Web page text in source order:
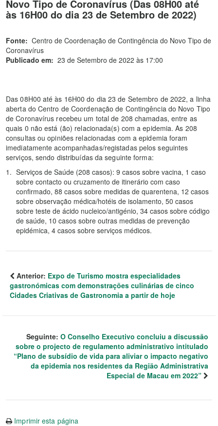
Novo Tipo de Coronavírus (Das 08H00 até
às 16H00 do dia 23 de Setembro de 2022)
Fonte: Centro de Coordenação de Contingência do Novo Tipo de
Coronavírus
Publicado em: 23 de Setembro de 2022 às 17:00
Das 08H00 até às 16H00 do dia 23 de Setembro de 2022, a linha
aberta do Centro de Coordenação de Contingência do Novo Tipo
de Coronavírus recebeu um total de 208 chamadas, entre as
quais 0 não está (ão) relacionada(s) com a epidemia. As 208
consultas ou opiniões relacionadas com a epidemia foram
imediatamente acompanhadas/registadas pelos seguintes
serviços, sendo distribuídas da seguinte forma:
Serviços de Saúde (208 casos): 9 casos sobre vacina, 1 caso
sobre contacto ou cruzamento de itinerário com caso
confirmado, 88 casos sobre medidas de quarentena, 12 casos
sobre observação médica/hotéis de isolamento, 50 casos
sobre teste de ácido nucleico/antigénio, 34 casos sobre código
de saúde, 10 casos sobre outras medidas de prevenção
epidémica, 4 casos sobre serviços médicos.
Anterior: Expo de Turismo mostra especialidades
gastronómicas com demonstrações culinárias de cinco
Cidades Criativas de Gastronomia a partir de hoje
Seguinte: O Conselho Executivo concluiu a discussão
sobre o projecto de regulamento administrativo intitulado
“Plano de subsídio de vida para aliviar o impacto negativo
da epidemia nos residentes da Região Administrativa
Especial de Macau em 2022”
Imprimir esta página